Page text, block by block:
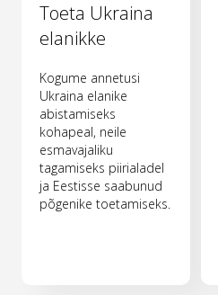
Toeta Ukraina
elanikke
Kogume annetusi
Ukraina elanike
abistamiseks
kohapeal, neile
esmavajaliku
tagamiseks piirialadel
ja Eestisse saabunud
põgenike toetamiseks.